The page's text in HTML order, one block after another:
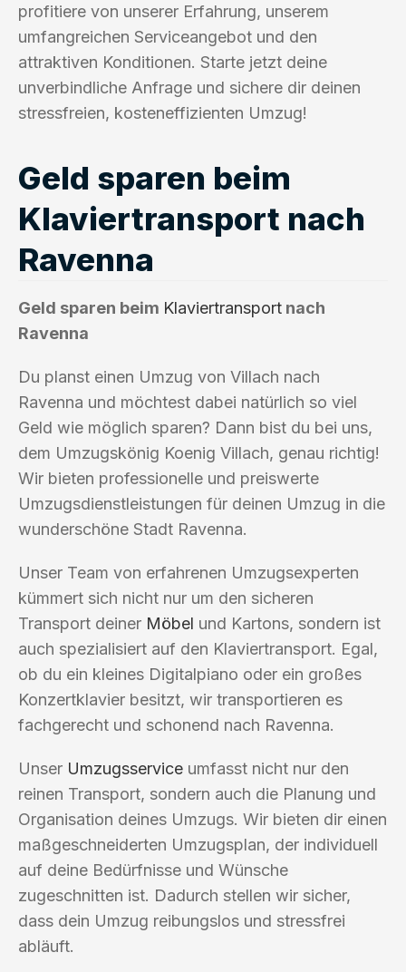
profitiere von unserer Erfahrung, unserem
umfangreichen Serviceangebot und den
attraktiven Konditionen. Starte jetzt deine
unverbindliche Anfrage und sichere dir deinen
stressfreien, kosteneffizienten Umzug!
Geld sparen beim
Klaviertransport nach
Ravenna
Geld sparen beim Klaviertransport nach
Ravenna
Du planst einen Umzug von Villach nach
Ravenna und möchtest dabei natürlich so viel
Geld wie möglich sparen? Dann bist du bei uns,
dem Umzugskönig Koenig Villach, genau richtig!
Wir bieten professionelle und preiswerte
Umzugsdienstleistungen für deinen Umzug in die
wunderschöne Stadt Ravenna.
Unser Team von erfahrenen Umzugsexperten
kümmert sich nicht nur um den sicheren
Transport deiner Möbel und Kartons, sondern ist
auch spezialisiert auf den Klaviertransport. Egal,
ob du ein kleines Digitalpiano oder ein großes
Konzertklavier besitzt, wir transportieren es
fachgerecht und schonend nach Ravenna.
Unser Umzugsservice umfasst nicht nur den
reinen Transport, sondern auch die Planung und
Organisation deines Umzugs. Wir bieten dir einen
maßgeschneiderten Umzugsplan, der individuell
auf deine Bedürfnisse und Wünsche
zugeschnitten ist. Dadurch stellen wir sicher,
dass dein Umzug reibungslos und stressfrei
abläuft.